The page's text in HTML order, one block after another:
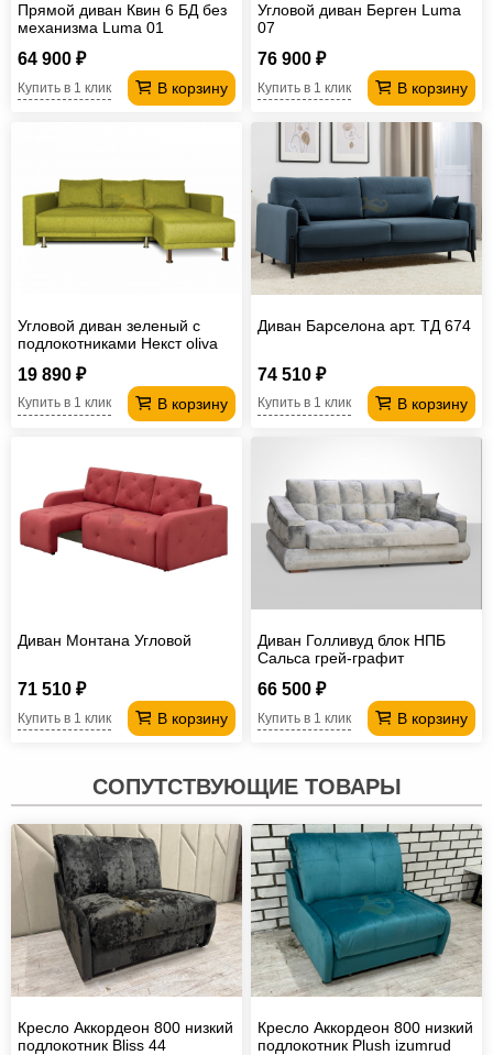
Прямой диван Квин 6 БД без
механизма Luma 01
64 900 ₽
В корзину
Купить в 1 клик
Угловой диван Берген Luma
07
76 900 ₽
В корзину
Купить в 1 клик
Угловой диван зеленый с
подлокотниками Некст oliva
19 890 ₽
В корзину
Купить в 1 клик
Диван Барселона арт. ТД 674
74 510 ₽
В корзину
Купить в 1 клик
Диван Монтана Угловой
71 510 ₽
В корзину
Купить в 1 клик
Диван Голливуд блок НПБ
Сальса грей-графит
66 500 ₽
В корзину
Купить в 1 клик
СОПУТСТВУЮЩИЕ ТОВАРЫ
Кресло Аккордеон 800 низкий
подлокотник Вliss 44
Кресло Аккордеон 800 низкий
подлокотник Plush izumrud